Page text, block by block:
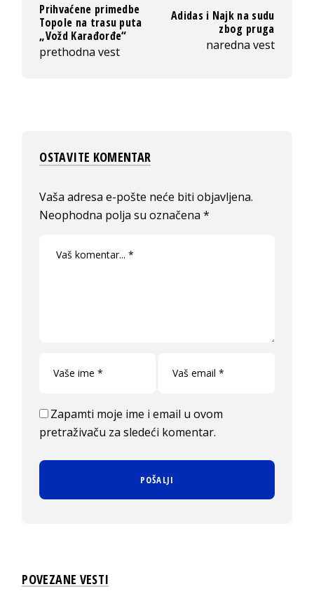
Prihvaćene primedbe
Topole na trasu puta
„Vožd Karađorđe“
prethodna vest
Adidas i Najk na sudu
zbog pruga
naredna vest
OSTAVITE KOMENTAR
Vaša adresa e-pošte neće biti objavljena.
Neophodna polja su označena*
Zapamti moje ime i email u ovom
pretraživaču za sledeći komentar.
POVEZANE VESTI